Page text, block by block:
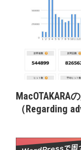
MacOTAKARA
（Regarding